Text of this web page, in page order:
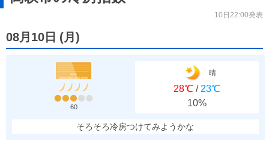
10日22:00発表
08月10日 (月 )
60
晴
28℃ / 23℃
10%
そろそろ冷房つけてみようかな